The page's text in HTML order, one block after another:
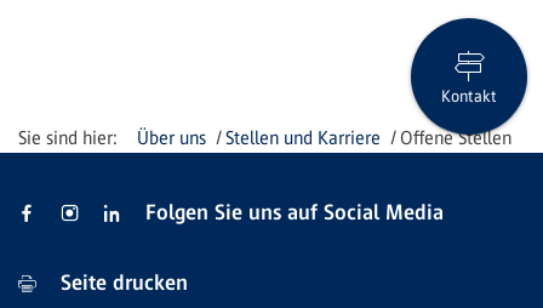
Über uns Stellen und Karriere Offene Stellen
Kontakt
Folgen Sie uns auf Social Media
Seite drucken